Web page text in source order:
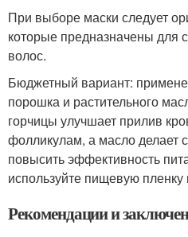
При выборе маски следует
которые предназначены для
волос.
Бюджетный вариант:
порошка и растительного
горчицы улучшает прилив
фолликулам, а масло делает
повысить эффективность
используйте пищевую пленку
Рекомендации и